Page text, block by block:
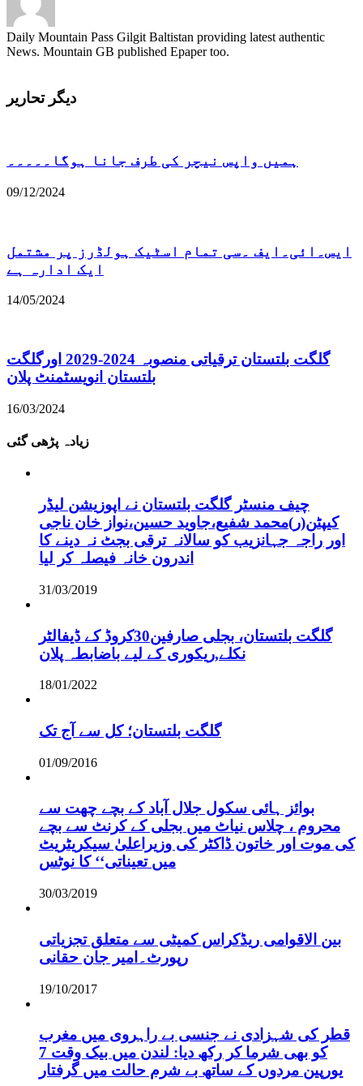
Daily Mountain Pass Gilgit Baltistan providing latest authentic
News. Mountain GB published Epaper too.
دیگر تحاریر
ہمیں واپس نیچر کی طرف جانا ہوگا۔۔۔۔۔
09/12/2024
ایس۔ائی۔ایف ۔سی تمام اسٹیک ہولڈرز پر مشتمل
ایک ادارہ ہے
14/05/2024
گلگت بلتستان ترقیاتی منصوبہ 2024-2029 اورگلگت
بلتستان انویسٹمنٹ پلان
16/03/2024
زیادہ پڑھی گئی
چیف منسٹر گلگت بلتستان نے اپوزیشن لیڈر
کیپٹن(ر)محمد شفیع،جاوید حسین،نواز خان ناجی
اور راجہ جہانزیب کو سالانہ ترقی بجٹ نہ دینے کا
اندرون خانہ فیصلہ کر لیا
31/03/2019
گلگت بلتستان، بجلی صارفین30کروڈ کے ڈیفالٹر
نکلے,ریکوری کے لیے باضابطہ پلان
18/01/2022
گلگت بلتستان؛ کل سے آج تک
01/09/2016
بوائز ہائی سکول جلال آباد کے بچے چھت سے
محروم ، چلاس نیاٹ میں بجلی کے کرنٹ سے بچے
کی موت اور خاتون ڈاکٹر کی وزیراعلیٰ سیکریٹریٹ
میں تعیناتی‘‘ کا نوٹس
30/03/2019
بین الاقوامی ریڈکراس کمیٹی سے متعلق تجزیاتی
رپورٹ۔امیر جان حقانی
19/10/2017
قطر کی شہزادی نے جنسی بے راہروی میں مغرب
کو بھی شرما کر رکھ دیا: لندن میں بیک وقت 7
یورپین مردوں کے ساتھ بے شرم حالت میں گرفتار